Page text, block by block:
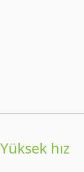
Yüksek hız